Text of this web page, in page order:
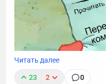
Читать далее
23 2 0